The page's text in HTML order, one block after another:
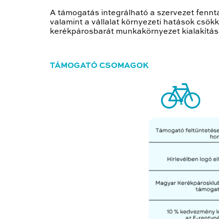
A támogatás integrálható a szervezet
valamint a vállalat környezeti hatások
kerékpárosbarát munkakörnyezet
TÁMOGATÓ CSOMAGOK